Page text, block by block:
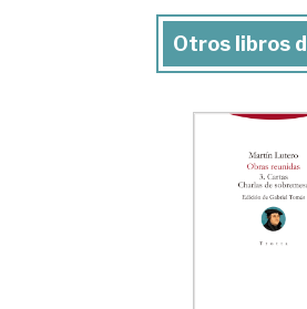
Otros libros